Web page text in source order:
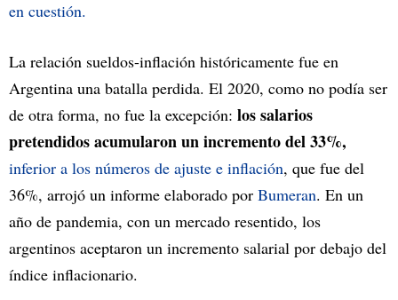
en cuestión.
La relación sueldos-inflación históricamente fue en
Argentina una batalla perdida. El 2020, como no podía ser
de otra forma, no fue la excepción: los salarios
pretendidos acumularon un incremento del 33%,
inferior a los números de ajuste e inflación, que fue del
36%, arrojó un informe elaborado por Bumeran. En un
año de pandemia, con un mercado resentido, los
argentinos aceptaron un incremento salarial por debajo del
índice inflacionario.